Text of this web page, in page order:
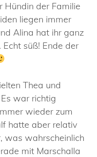
Hündin der Familie
liegen immer
Alina hat ihr ganz
süß! Ende der
Thea und
war richtig
wieder zum
hatte aber relativ
was wahrscheinlich
mit Marschalla